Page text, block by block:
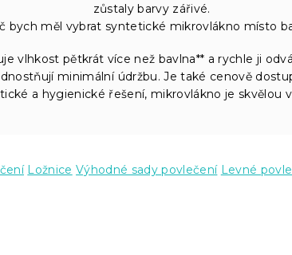
zůstaly barvy zářivé.
bych měl vybrat syntetické mikrovlákno místo
vlhkost pětkrát více než bavlna** a rychle ji
minimální údržbu. Je také cenově
a hygienické řešení, mikrovlákno je skvělou
Ložnice Výhodné sady povlečení Levné